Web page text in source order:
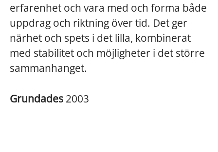
erfarenhet och vara med och forma både
uppdrag och riktning över tid. Det ger
närhet och spets i det lilla, kombinerat
med stabilitet och möjligheter i det större
sammanhanget.
Grundades 2003